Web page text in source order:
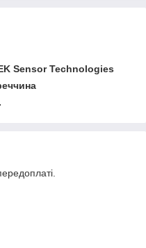
Sensor Technologies